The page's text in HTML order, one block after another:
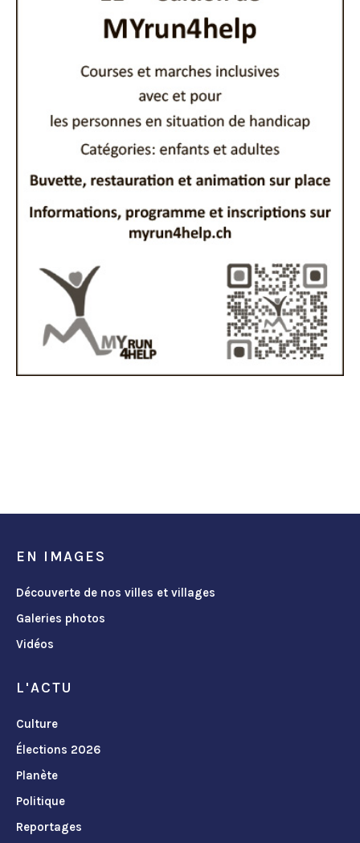
EN IMAGES
Découverte de nos villes et villages
Galeries photos
Vidéos
L'ACTU
Culture
Élections 2026
Planète
Politique
Reportages